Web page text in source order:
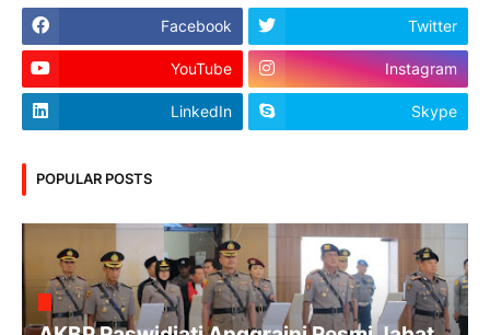
Facebook Twitter
YouTube Instagram
LinkedIn Skype
POPULAR POSTS